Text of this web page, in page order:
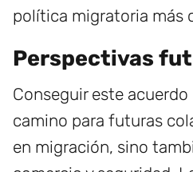
política migratoria más
Perspectivas
Conseguir este acuerdo
camino para futuras
en migración, sino